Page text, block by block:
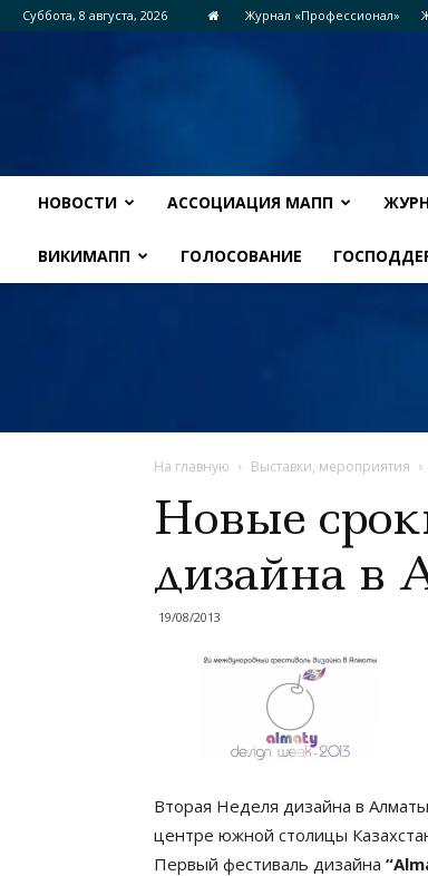
Суббота, 8 августа, 2026 Журнал «Профессионал»
НОВОСТИ АССОЦИАЦИЯ МАПП
ВИКИМАПП ГОЛОСОВАНИЕ
На главную Выставки, мероприятия
Новые
дизайна в
19/08/2013
Вторая Неделя дизайна в
центре южной столицы
Первый фестиваль дизайна